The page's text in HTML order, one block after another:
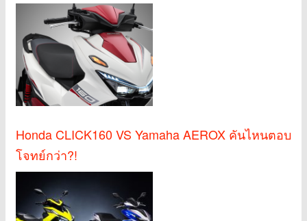
Honda CLICK160 VS Yamaha AEROX คันไหนตอบ
โจทย์กว่า?!